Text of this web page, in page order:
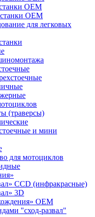
ОЕМ
станки ОЕМ
для легковых
(траверсы)
и мини
для мотоциклов
CCD (инфракрасные)
3D
ОЕМ
"сход-развал"